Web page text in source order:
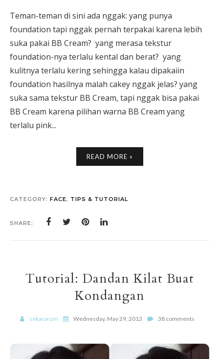
Teman-teman di sini ada nggak: yang punya
foundation tapi nggak pernah terpakai karena lebih
suka pakai BB Cream? yang merasa tekstur
foundation-nya terlalu kental dan berat? yang
kulitnya terlalu kering sehingga kalau dipakaiin
foundation hasilnya malah cakey nggak jelas? yang
suka sama tekstur BB Cream, tapi nggak bisa pakai
BB Cream karena pilihan warna BB Cream yang
terlalu pink...
READ MORE »
CATEGORY: FACE, TIPS & TUTORIAL
SHARE:
Tutorial: Dandan Kilat Buat
Kondangan
sekararum Wednesday, May 29, 2013 38 comments